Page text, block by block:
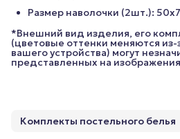
Размер наволочки (2шт.):
*Внешний вид изделия, его
(цветовые оттенки меняются
вашего устройства) могут
представленных на
Комплекты постельного белья